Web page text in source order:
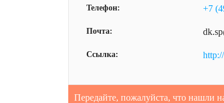
Телефон: +7
Почта:
Ссылка:
Передайте, пожалуйста, что нашли